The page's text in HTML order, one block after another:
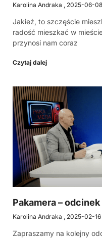
Karolina Andraka 2025-06-08
Jakież, to szczęście
radość mieszkać w
przynosi nam coraz
Czytaj dalej
Pakamera – odcinek
Karolina Andraka 2025-02-16
Zapraszamy na kolejny